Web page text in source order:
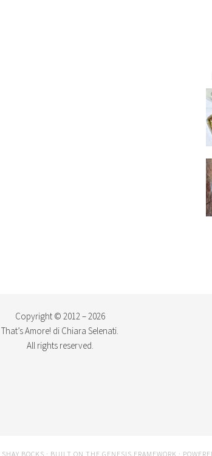
Copyright © 2012 – 2026
That’s Amore! di Chiara Selenati.
All rights reserved.
SHAY BOCKS · BUILT ON THE GENESIS FRAMEWORK ·